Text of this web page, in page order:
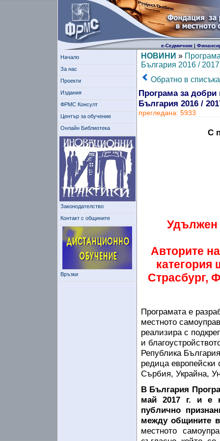
е-Седмичник|
Начало
За нас
Проекти
Издания
ФРМС Консулт
Център за обучение
Онлайн Библиотека
Законодателство
Контакт с общините
Връзки
НОВИНИ »
България 2016 / 2017
Обратно в списъка
Програма за добри
България 2016 /
прегледана: 5933
С
Удължен
Авторите
категория
Страсбург,
Програмата е
местното
реализира с
и
Република
редица
Сърбия, Украйна,
В България
май 2017 г. и е
публично
между общините
местното